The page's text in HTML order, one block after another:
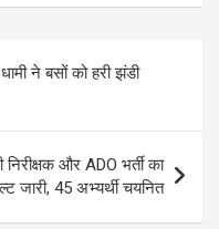
ने बसों को हरी झंडी
और ADO भर्ती का
जारी, 45 अभ्यर्थी चयनित